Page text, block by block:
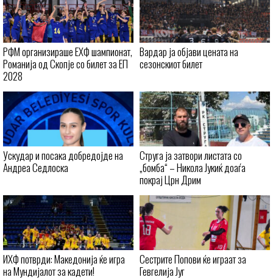
РФМ организираше ЕХФ шампионат,
Романија од Скопје со билет за ЕП
2028
Вардар ја објави цената на
сезонскиот билет
Ускудар и посака добредојде на
Андреа Седлоска
Струга ја затвори листата со
„бомба“ – Никола Јукиќ доаѓа
покрај Црн Дрим
ИХФ потврди: Македонија ќе игра
на Мундијалот за кадети!
Сестрите Попови ќе играат за
Гевгелија Југ